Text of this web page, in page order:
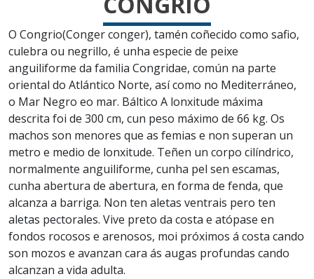
O Congrio(Conger conger), tamén coñecido como safio,
culebra ou negrillo, é unha especie de peixe
anguiliforme da familia Congridae, común na parte
oriental do Atlántico Norte, así como no Mediterráneo,
o Mar Negro eo mar. Báltico A lonxitude máxima
descrita foi de 300 cm, cun peso máximo de 66 kg. Os
machos son menores que as femias e non superan un
metro e medio de lonxitude. Teñen un corpo cilíndrico,
normalmente anguiliforme, cunha pel sen escamas,
cunha abertura de abertura, en forma de fenda, que
alcanza a barriga. Non ten aletas ventrais pero ten
aletas pectorales. Vive preto da costa e atópase en
fondos rocosos e arenosos, moi próximos á costa cando
son mozos e avanzan cara ás augas profundas cando
alcanzan a vida adulta.